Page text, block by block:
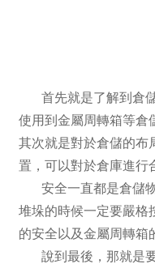
首先就是了解到倉儲
使用到金屬周轉箱等倉
其次就是對於倉儲的布
置，可以對於倉庫進行
安全一直都是倉儲物
堆垛的時候一定要嚴格
的安全以及金屬周轉箱
說到最後，那就是要